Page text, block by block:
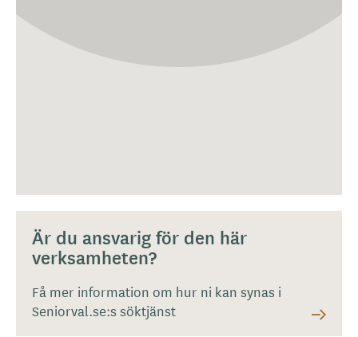
Är du ansvarig för den här
verksamheten?
Få mer information om hur ni kan synas i
Seniorval.se:s söktjänst